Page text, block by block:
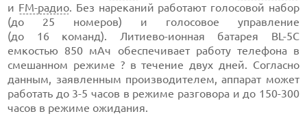
и FM-радио. Без нареканий работают голосовой набор
(до 25 номеров) и голосовое управление
(до 16 команд).
Литиево-ионная батарея BL-5C
емкостью 850 мАч обеспечивает работу телефона в
смешанном режиме ? в течение двух дней. Согласно
данным, заявленным производителем, аппарат может
работать до 3-5 часов в режиме разговора и до 150-300
часов в режиме ожидания.